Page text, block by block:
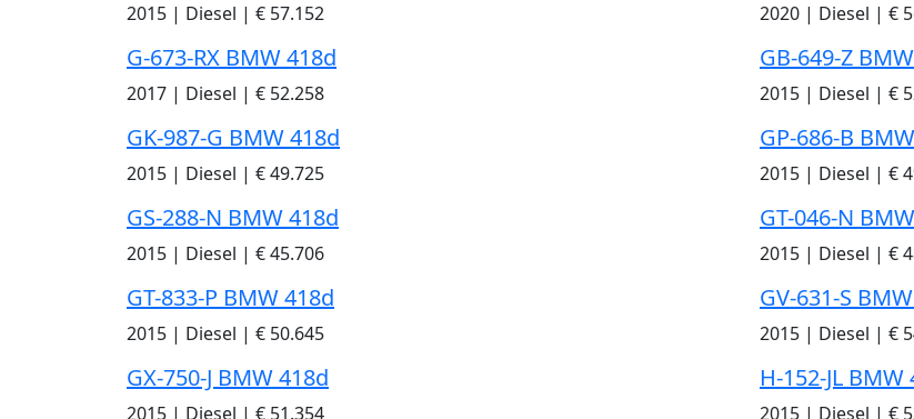
2015 | Diesel | € 57.152 2020 | Diesel | €
G-673-RX BMW 418d
2017 | Diesel | € 52.258
GB-649-Z
2015 | Diesel | €
GK-987-G BMW 418d
2015 | Diesel | € 49.725
GP-686-B
2015 | Diesel | €
GS-288-N BMW 418d
2015 | Diesel | € 45.706
GT-046-N
2015 | Diesel | €
GT-833-P BMW 418d
2015 | Diesel | € 50.645
GV-631-S
2015 | Diesel | €
GX-750-J BMW 418d
2015 | Diesel | € 51.354
H-152-JL BMW
2015 | Diesel | €